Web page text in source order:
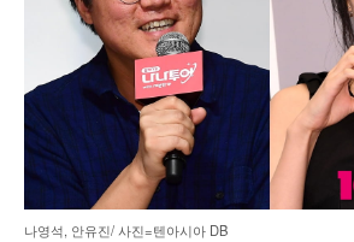
나영석, 안유진/ 사진=텐아시아 DB